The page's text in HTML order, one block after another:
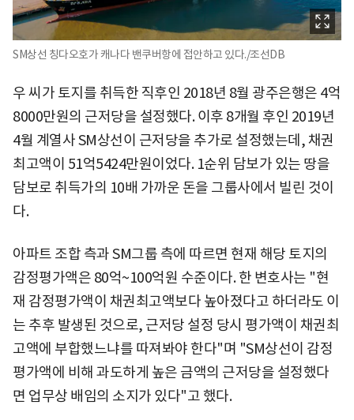
SM상선 칭다오호가 캐나다 밴쿠버항에 접안하고 있다./조선DB
우 씨가 토지를 취득한 직후인 2018년 8월 광주은행은 4억
8000만원의 근저당을 설정했다. 이후 8개월 후인 2019년
4월 계열사 SM상선이 근저당을 추가로 설정했는데, 채권
최고액이 51억5424만원이었다. 1순위 담보가 있는 땅을
담보로 취득가의 10배 가까운 돈을 그룹사에서 빌린 것이
다.
아파트 조합 측과 SM그룹 측에 따르면 현재 해당 토지의
감정평가액은 80억~100억원 수준이다. 한 변호사는 "현
재 감정평가액이 채권최고액보다 높아졌다고 하더라도 이
는 추후 발생된 것으로, 근저당 설정 당시 평가액이 채권최
고액에 부합했느냐를 따져봐야 한다"며 "SM상선이 감정
평가액에 비해 과도하게 높은 금액의 근저당을 설정했다
면 업무상 배임의 소지가 있다"고 했다.